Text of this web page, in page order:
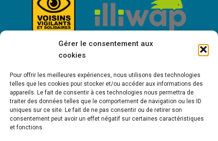
Gérer le consentement aux
cookies
Pour offrir les meilleures expériences, nous utilisons des technologies
telles que les cookies pour stocker et/ou accéder aux informations des
appareils. Le fait de consentir à ces technologies nous permettra de
traiter des données telles que le comportement de navigation ou les ID
uniques sur ce site. Le fait de ne pas consentir ou de retirer son
consentement peut avoir un effet négatif sur certaines caractéristiques
et fonctions.Bienvenue à Saint-Victor de Cessieu !